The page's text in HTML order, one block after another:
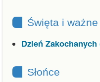
Święta i
Dzień
Słońce